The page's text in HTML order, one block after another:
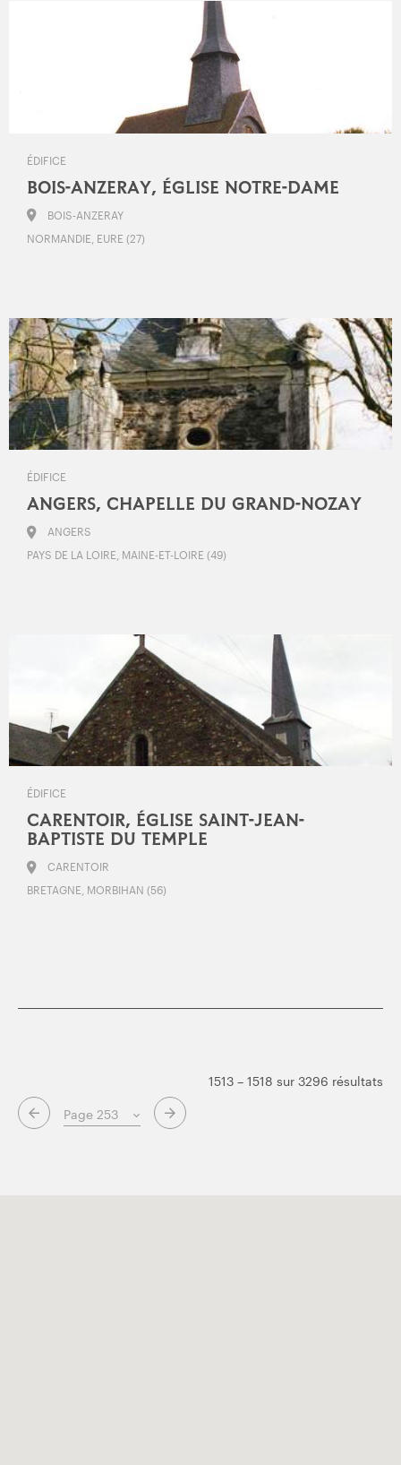
ÉDIFICE
BOIS-ANZERAY, ÉGLISE NOTRE-DAME
BOIS-ANZERAY
NORMANDIE, EURE (27)
ÉDIFICE
ANGERS, CHAPELLE DU GRAND-NOZAY
ANGERS
PAYS DE LA LOIRE, MAINE-ET-LOIRE (49)
ÉDIFICE
CARENTOIR, ÉGLISE SAINT-JEAN-
BAPTISTE DU TEMPLE
CARENTOIR
BRETAGNE, MORBIHAN (56)
Page suivante
1513 – 1518 sur 3296 résultats